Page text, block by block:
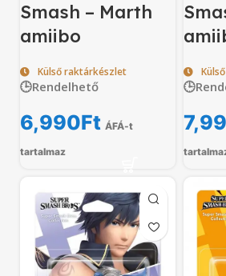
Smash – Marth
amiibo
Külső raktárkészlet
🕒Rendelhető
6,990Ft ÁFÁ-t
tartalmaz